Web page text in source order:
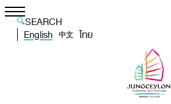
SEARCH
English
中文 ไทย